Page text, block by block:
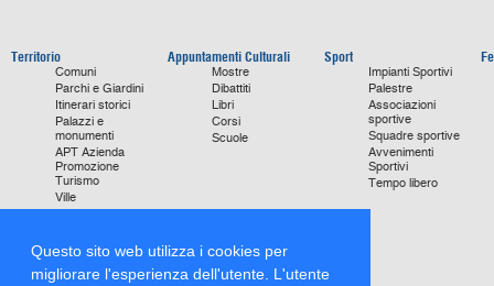
Questo sito web utilizza i cookies per
migliorare l'esperienza dell'utente. L'utente
Territorio
Comuni
Parchi e Giardini
Itinerari storici
Palazzi e
monumenti
APT Azienda
Promozione
Turismo
Ville
Chiese
Storie di Successo
Focus on
Appuntamenti Culturali
Mostre
Dibattiti
Libri
Corsi
Scuole
Sport
Impianti Sportivi
Palestre
Associazioni
sportive
Squadre sportive
Avvenimenti
Sportivi
Tempo libero